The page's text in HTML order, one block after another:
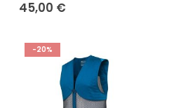
0%
45,00 €
-20%